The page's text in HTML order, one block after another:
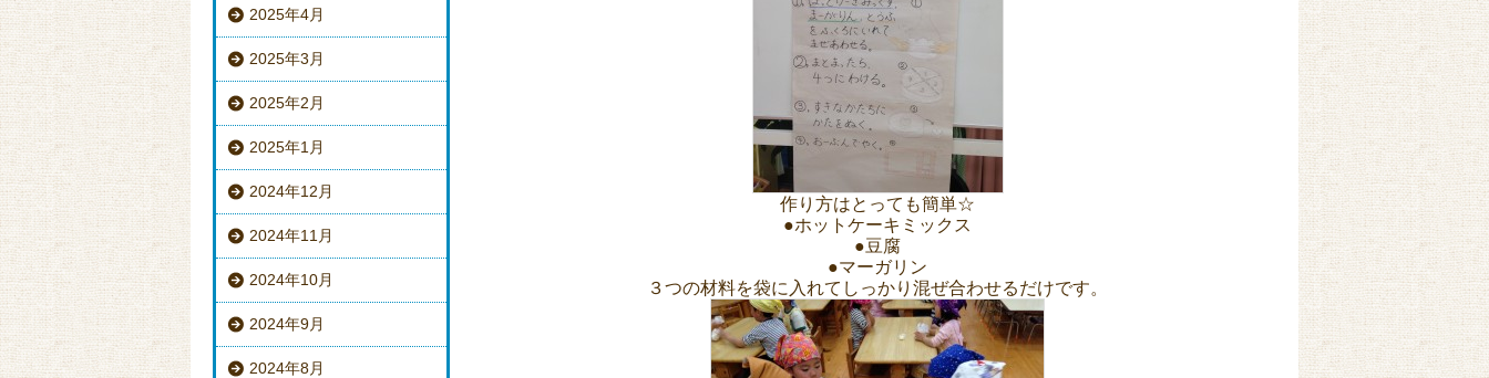
2025年4月
2025年3月
2025年2月
2025年1月
2024年12月
2024年11月
2024年10月
2024年9月
2024年8月
作り方はとっても簡単☆
●ホットケーキミックス
●豆腐
●マーガリン
３つの材料を袋に入れてしっかり混ぜ合わせるだけです。